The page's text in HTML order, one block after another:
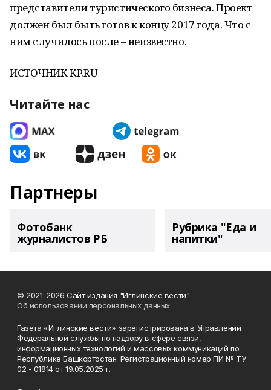
представители туристического бизнеса. Проект
должен был быть готов к концу 2017 года. Что с
ним случилось после – неизвестно.
ИСТОЧНИК KP.RU
Читайте нас
Партнеры
Фотобанк
журналистов РБ
Рубрика "Еда и
напитки"
© 2021-2026 Сайт издания "Иглинские вести"
Об использовании персональных данных
Газета «Иглинские вести» зарегистрирована в Управлении
Федеральной службы по надзору в сфере связи,
информационных технологий и массовых коммуникаций по
Республике Башкортостан. Регистрационный номер ПИ № ТУ
02 - 01814 от 19.05.2025 г.